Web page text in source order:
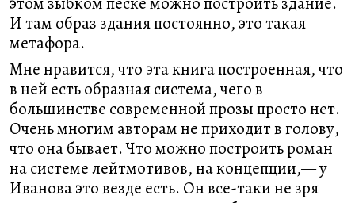
И там образ здания постоянно, это такая
метафора.
Мне нравится, что эта книга построенная, что
в ней есть образная система, чего в
большинстве современной прозы просто нет.
Очень многим авторам не приходит в голову,
что она бывает. Что можно построить роман
на системе лейтмотивов, на концепции,— у
Иванова это везде есть. Он все-таки не зря